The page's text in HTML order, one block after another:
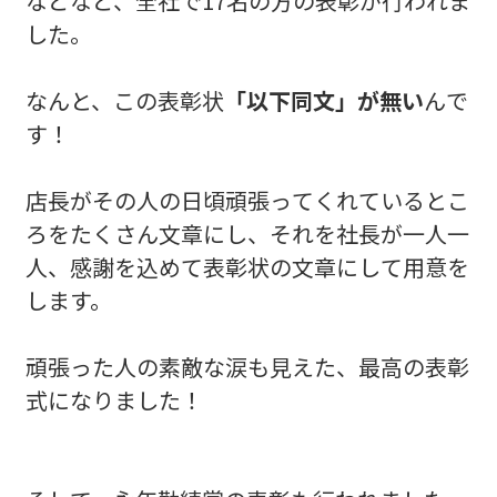
した。
なんと、この表彰状 「以下同文」が無いんで
す！
店長がその人の日頃頑張ってくれているとこ
ろをたくさん文章にし、それを社長が一人一
人、感謝を込めて表彰状の文章にして用意を
します。
頑張った人の素敵な涙も見えた、最高の表彰
式になりました！